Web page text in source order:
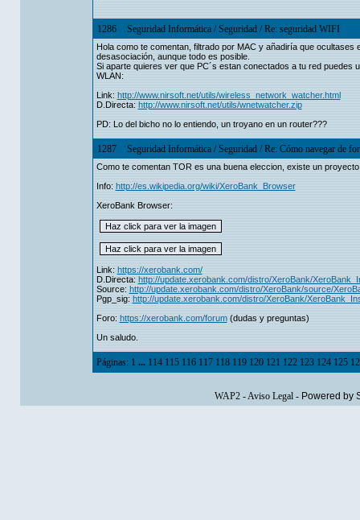
1286 Seguridad Informática/Seguridad/Re: seguridad WIFI
Hola como te comentan, filtrado por MAC y añadiría que
desasociación, aunque todo es posible.
Si aparte quieres ver que PC´s estan conectados a tu red
WLAN:
Link: http://www.nirsoft.net/utils/wireless_network_watcher.html
D.Directa: http://www.nirsoft.net/utils/wnetwatcher.zip
PD: Lo del bicho no lo entiendo, un troyano en un router???
1287 Seguridad Informática/Seguridad/Re: Cómo navegar de
Como te comentan TOR es una buena eleccion, existe un
Info: http://es.wikipedia.org/wiki/XeroBank_Browser
XeroBank Browser:
Link: https://xerobank.com/
D.Directa: http://update.xerobank.com/distro/XeroBank/
Source: http://update.xerobank.com/distro/XeroBank/source/
Pgp_sig: http://update.xerobank.com/distro/XeroBank/
Foro: https://xerobank.com/forum(dudas y preguntas)
Un saludo.
Páginas: 1 ... 114 115 116 117 118 119 120 121 122 123 124 125
WAP2-Aviso Legal- Powered by